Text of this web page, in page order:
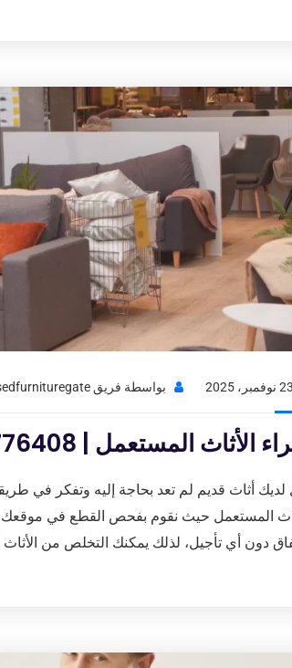
23 نوفمبر، 2025 بواسطة فريق Usedfurnituregate
الأثاث المستعمل | 97776408
أثاث قديم لم تعد بحاجة إليه وتفكر في
المستعمل حيث نقوم بفحص القطع في موقعك
دون أي تأجيل، لذلك يمكنك التخلص من